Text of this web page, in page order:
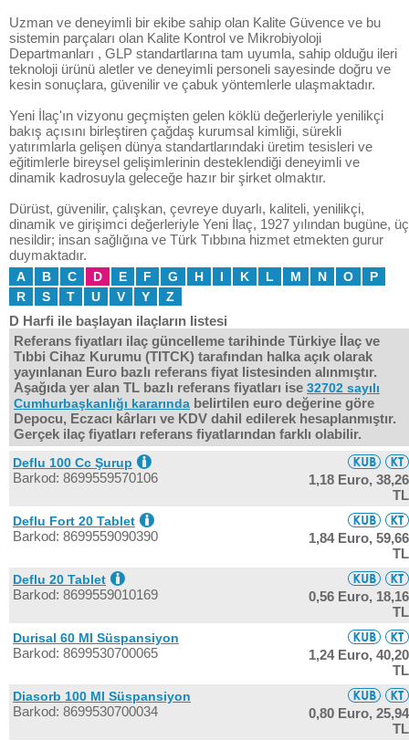
Uzman ve deneyimli bir ekibe sahip olan Kalite Güvence ve bu
sistemin parçaları olan Kalite Kontrol ve Mikrobiyoloji
Departmanları , GLP standartlarına tam uyumla, sahip olduğu ileri
teknoloji ürünü aletler ve deneyimli personeli sayesinde doğru ve
kesin sonuçlara, güvenilir ve çabuk yöntemlerle ulaşmaktadır.
Yeni İlaç'ın vizyonu geçmişten gelen köklü değerleriyle yenilikçi
bakış açısını birleştiren çağdaş kurumsal kimliği, sürekli
yatırımlarla gelişen dünya standartlarındaki üretim tesisleri ve
eğitimlerle bireysel gelişimlerinin desteklendiği deneyimli ve
dinamik kadrosuyla geleceğe hazır bir şirket olmaktır.
Dürüst, güvenilir, çalışkan, çevreye duyarlı, kaliteli, yenilikçi,
dinamik ve girişimci değerleriyle Yeni İlaç, 1927 yılından bugüne, üç
nesildir; insan sağlığına ve Türk Tıbbına hizmet etmekten gurur
duymaktadır.
A B C D E F G H I K L M N O
P
R
S T U V Y Z
D Harfi ile başlayan ilaçların listesi
Referans fiyatları ilaç güncelleme tarihinde Türkiye İlaç ve
Tıbbi Cihaz Kurumu (TITCK) tarafından halka açık olarak
yayınlanan Euro bazlı referans fiyat listesinden alınmıştır.
Aşağıda yer alan TL bazlı referans fiyatları ise 32702 sayılı
Cumhurbaşkanlığı kararında belirtilen euro değerine göre
Depocu, Eczacı kârları ve KDV dahil edilerek hesaplanmıştır.
Gerçek ilaç fiyatları referans fiyatlarından farklı olabilir.
Deflu 100 Cc Şurup
Barkod: 8699559570106 1,18 Euro, 38,26
TL
Deflu Fort 20 Tablet
Barkod: 8699559090390 1,84 Euro, 59,66
TL
Deflu 20 Tablet
Barkod: 8699559010169 0,56 Euro, 18,16
TL
Durisal 60 Ml Süspansiyon
Barkod: 8699530700065 1,24 Euro, 40,20
TL
Diasorb 100 Ml Süspansiyon
Barkod: 8699530700034 0,80 Euro, 25,94
TL